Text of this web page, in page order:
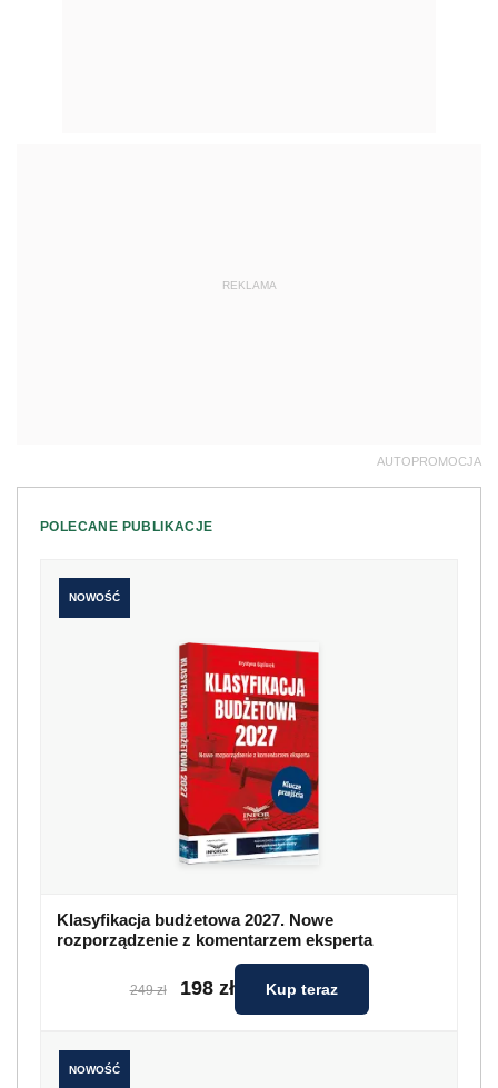
REKLAMA
AUTOPROMOCJA
POLECANE PUBLIKACJE
NOWOŚĆ
Klasyfikacja budżetowa 2027. Nowe
rozporządzenie z komentarzem eksperta
249 zł 198 zł Kup teraz
NOWOŚĆ